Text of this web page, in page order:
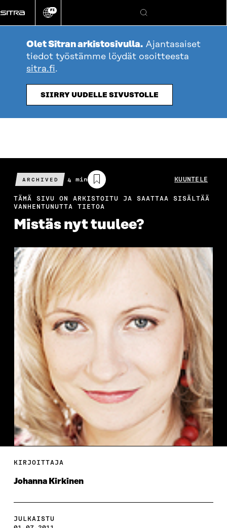
suoraan
sisältöön
Vaihda
kieli
FI
Hae
Olet Sitran arkistosivulla. Ajantasaiset
tiedot työstämme löydät osoitteesta
sitra.fi.
SIIRRY UUDELLE SIVUSTOLLE
ARCHIVED
Arvioitu
lukuaika
4 min KUUNTELE
TÄMÄ SIVU ON ARKISTOITU JA SAATTAA SISÄLTÄÄ
VANHENTUNUTTA TIETOA
Mistäs nyt tuulee?
KIRJOITTAJA
Johanna Kirkinen
JULKAISTU